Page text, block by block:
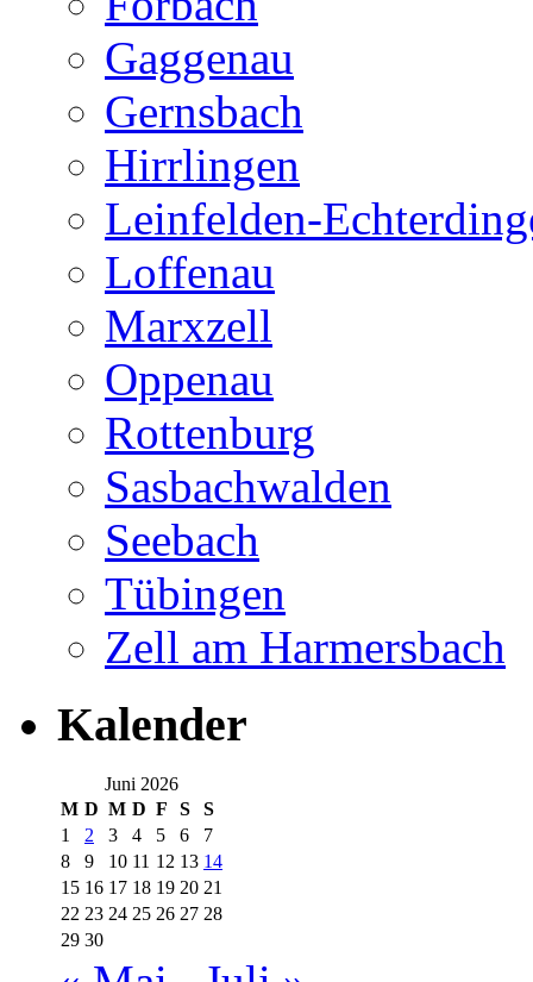
Gaggenau
Gernsbach
Hirrlingen
Leinfelden-
Loffenau
Marxzell
Oppenau
Rottenburg
Sasbachwalden
Seebach
Tübingen
Zell am Harmersbach
Kalender
Juni 2026
M D M D F S
S
1
2 3 4 5 6
7
8
9 10 11 12 13 14
15 16 17 18 19 20 21
22 23 24 25 26 27 28
29 30